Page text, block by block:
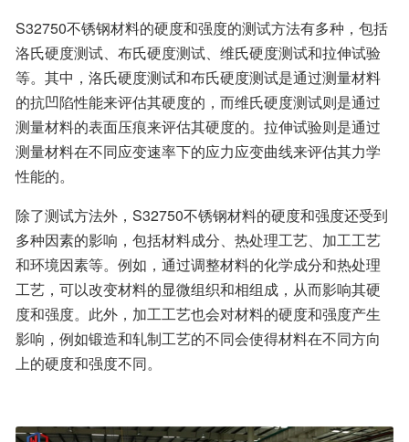
S32750不锈钢材料的硬度和强度的测试方法有多种，包括
洛氏硬度测试、布氏硬度测试、维氏硬度测试和拉伸试验
等。其中，洛氏硬度测试和布氏硬度测试是通过测量材料
的抗凹陷性能来评估其硬度的，而维氏硬度测试则是通过
测量材料的表面压痕来评估其硬度的。拉伸试验则是通过
测量材料在不同应变速率下的应力应变曲线来评估其力学
性能的。
除了测试方法外，S32750不锈钢材料的硬度和强度还受到
多种因素的影响，包括材料成分、热处理工艺、加工工艺
和环境因素等。例如，通过调整材料的化学成分和热处理
工艺，可以改变材料的显微组织和相组成，从而影响其硬
度和强度。此外，加工工艺也会对材料的硬度和强度产生
影响，例如锻造和轧制工艺的不同会使得材料在不同方向
上的硬度和强度不同。